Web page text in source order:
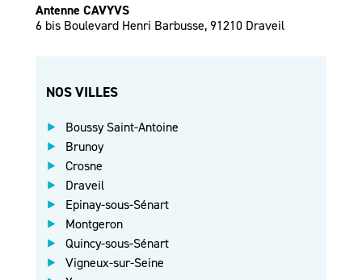
Antenne CAVYVS
6 bis Boulevard Henri Barbusse, 91210 Draveil
NOS VILLES
Boussy Saint-Antoine
Brunoy
Crosne
Draveil
Epinay-sous-Sénart
Montgeron
Quincy-sous-Sénart
Vigneux-sur-Seine